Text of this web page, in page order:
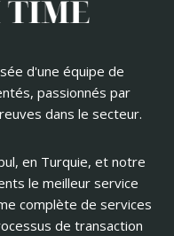
d'une équipe de
passionnés par
dans le secteur.
en Turquie, et notre
le meilleur service
complète de services
de transaction